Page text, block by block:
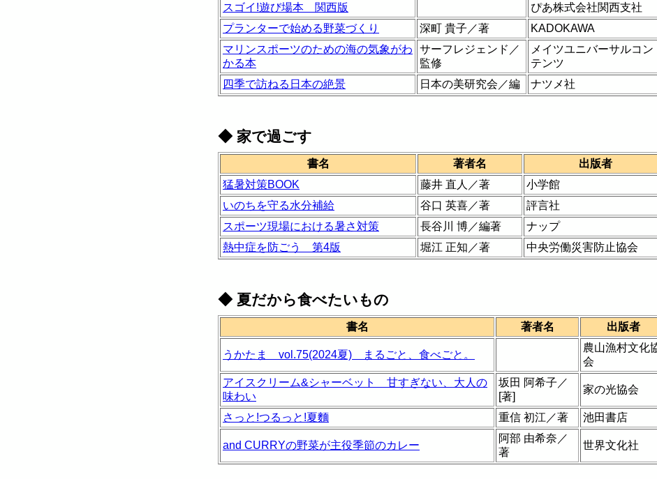
スゴイ!遊び場本 関西版
ぴあ株式会社関西支社
プランターで始める野菜づくり
深町 貴子／著 KADOKAWA
マリンスポーツのための海の気象がわ
かる本
サーフレジェンド／
監修
メイツユニバーサルコン
テンツ
四季で訪ねる日本の絶景 日本の美研究会／編 ナツメ社
◆ 家で過ごす
書名 著者名 出版者
猛暑対策BOOK
藤井 直人／著 小学館
いのちを守る水分補給
谷口 英喜／著 評言社
スポーツ現場における暑さ対策
長谷川 博／編著 ナップ
熱中症を防ごう 第4版
堀江 正知／著 中央労働災害防止協会
◆ 夏だから食べたいもの
書名 著者名 出版者
うかたま vol.75(2024夏) まるごと、食べごと。
農山漁村文化
会
アイスクリーム&シャーベット 甘すぎない、大人の
味わい
坂田 阿希子／
[著]
家の光協会
さっと!つるっと!夏麵 重信 初江／著 池田書店
and CURRYの野菜が主役季節のカレー
阿部 由希奈／
著
世界文化社